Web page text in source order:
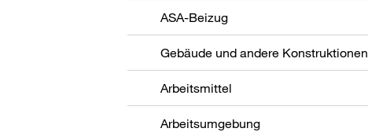
ASA-Beizug
Gebäude und andere Konstruktionen
Arbeitsmittel
Arbeitsumgebung